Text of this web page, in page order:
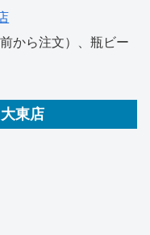
から注文）、瓶ビー
東店